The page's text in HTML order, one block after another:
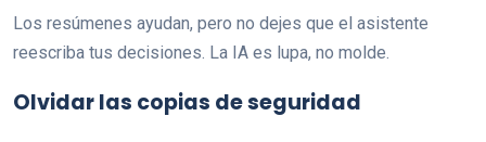
Los resúmenes ayudan, pero no dejes que el asistente
reescriba tus decisiones. La IA es lupa, no molde.
Olvidar las copias de seguridad